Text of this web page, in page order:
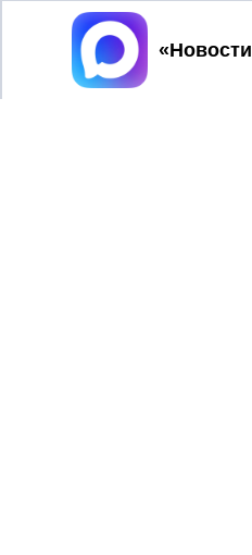
Принять